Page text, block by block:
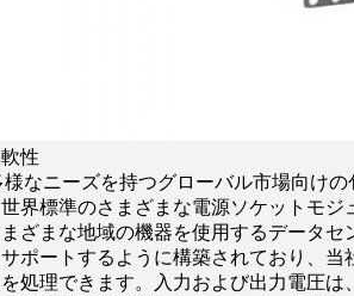
性
なニーズを持つグローバル市場向けの
界標準のさまざまな電源ソケットモ
ざまな地域の機器を使用するデータセ
ポートするように構築されており、
処理できます。入力および出力電圧